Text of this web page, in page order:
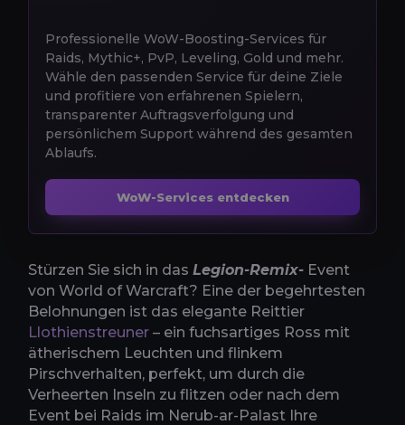
Professionelle WoW-Boosting-Services für
Raids, Mythic+, PvP, Leveling, Gold und mehr.
Wähle den passenden Service für deine Ziele
und profitiere von erfahrenen Spielern,
transparenter Auftragsverfolgung und
persönlichem Support während des gesamten
Ablaufs.
WoW-Services entdecken
Stürzen Sie sich in das Legion-Remix- Event
von World of Warcraft? Eine der begehrtesten
Belohnungen ist das elegante Reittier
Llothienstreuner – ein fuchsartiges Ross mit
ätherischem Leuchten und flinkem
Pirschverhalten, perfekt, um durch die
Verheerten Inseln zu flitzen oder nach dem
Event bei Raids im Nerub-ar-Palast Ihre